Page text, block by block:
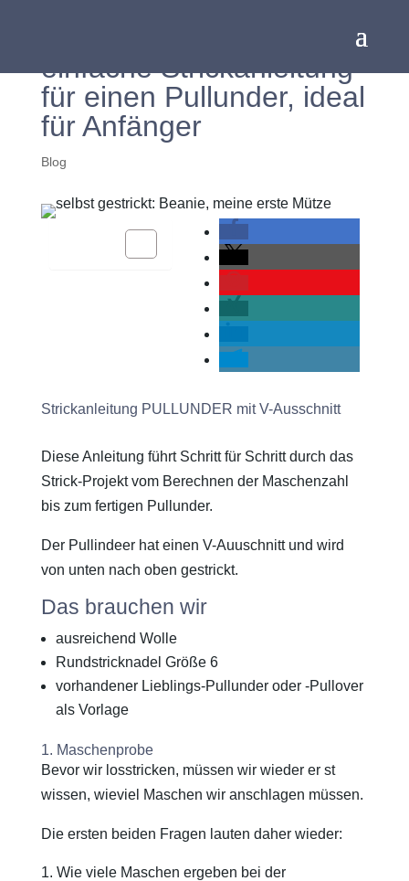
einfache Strickanleitung
für einen Pullunder, ideal
für Anfänger
Blog
Strickanleitung PULLUNDER mit V-Ausschnitt
Diese Anleitung führt Schritt für Schritt durch das
Strick-Projekt vom Berechnen der Maschenzahl
bis zum fertigen Pullunder.
Der Pullindeer hat einen V-Auuschnitt und wird
von unten nach oben gestrickt.
Das brauchen wir
ausreichend Wolle
Rundstricknadel Größe 6
vorhandener Lieblings-Pullunder oder -Pullover
als Vorlage
1. Maschenprobe
Bevor wir losstricken, müssen wir wieder er st
wissen, wieviel Maschen wir anschlagen müssen.
Die ersten beiden Fragen lauten daher wieder:
Wie viele Maschen ergeben bei der